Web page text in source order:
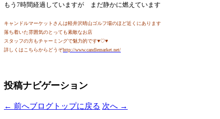
もう 7時間経過していますが まだ静かに燃えています
キャンドルマーケットさんは軽井沢晴山ゴルフ場のほど近くにあります
落ち着いた雰囲気のとっても素敵なお店
スタッフの方もチャーミングで魅力的です♥♡♥
詳しくはこちらからどうぞhttp://www.candlemarket.net/
投稿ナビゲーション
← 前へブログトップに戻る 次へ →